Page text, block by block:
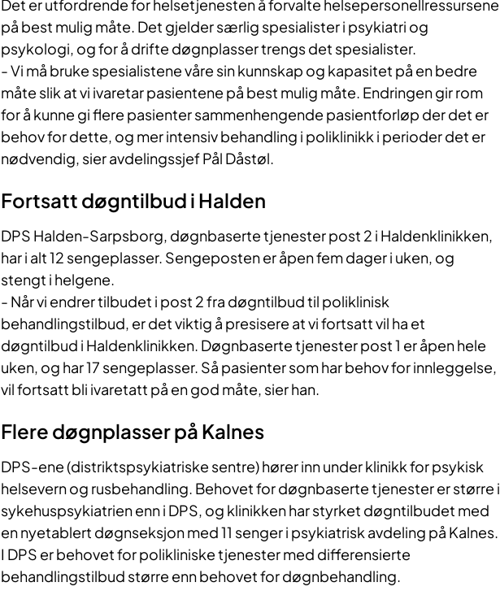
Det er utfordrende for helsetjenesten å forvalte helsepersonellressursene
på best mulig måte. Det gjelder særlig spesialister i psykiatri og
psykologi, og for å drifte døgnplasser trengs det spesialister.
- Vi må bruke spesialistene våre sin kunnskap og kapasitet på en bedre
måte slik at vi ivaretar pasientene på best mulig måte. Endringen gir rom
for å kunne gi flere pasienter sammenhengende pasientforløp der det er
behov for dette, og mer intensiv behandling i poliklinikk i perioder det er
nødvendig, sier avdelingssjef Pål Dåstøl.
Fortsatt døgntilbud i Halden
DPS Halden-Sarpsborg, døgnbaserte tjenester post 2 i Haldenklinikken,
har i alt 12 sengeplasser. Sengeposten er åpen fem dager i uken, og
stengt i helgene.
- Når vi endrer tilbudet i post 2 fra døgntilbud til poliklinisk
behandlingstilbud, er det viktig å presisere at vi fortsatt vil ha et
døgntilbud i Haldenklinikken. Døgnbaserte tjenester post 1 er åpen hele
uken, og har 17 sengeplasser. Så pasienter som har behov for innleggelse,
vil fortsatt bli ivaretatt på en god måte, sier han.
Flere døgnplasser på Kalnes
DPS-ene (distriktspsykiatriske sentre) hører inn under klinikk for psykisk
helsevern og rusbehandling. Behovet for døgnbaserte tjenester er større i
sykehuspsykiatrien enn i DPS, og klinikken har styrket døgntilbudet med
en nyetablert døgnseksjon med 11 senger i psykiatrisk avdeling på Kalnes.
I DPS er behovet for polikliniske tjenester med differensierte
behandlingstilbud større enn behovet for døgnbehandling.